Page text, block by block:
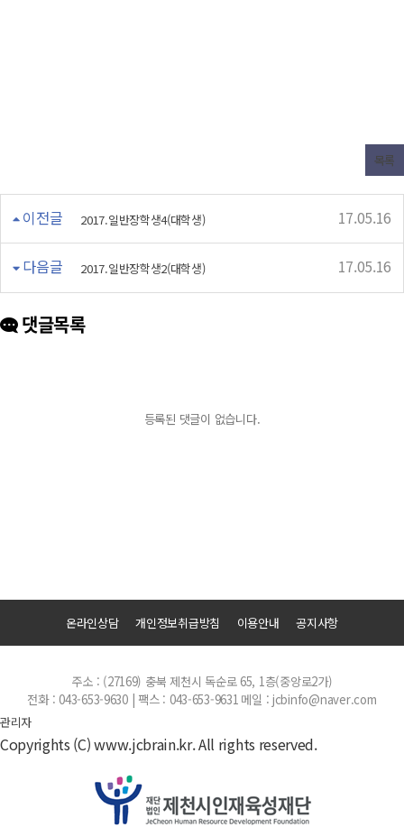
목록
이전글 2017.일반장학생4(대학생) 17.05.16
다음글 2017.일반장학생2(대학생) 17.05.16
댓글목록
등록된 댓글이 없습니다.
온라인상담 개인정보취급방침 이용안내 공지사항
주소 : (27169) 충북 제천시 독순로 65, 1층(중앙로2가)
전화 : 043-653-9630 | 팩스 : 043-653-9631 메일 : jcbinfo@naver.com
관리자
Copyrights (C) www.jcbrain.kr. All rights reserved.